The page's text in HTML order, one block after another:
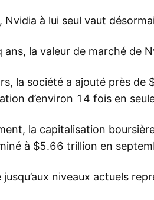
Nvidia à lui seul vaut
ans, la valeur de marché de
la société a ajouté près de
d’environ 14 fois en
la capitalisation
à $5.66 trillion en
jusqu’aux niveaux actuels